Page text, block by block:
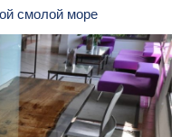
смолой море